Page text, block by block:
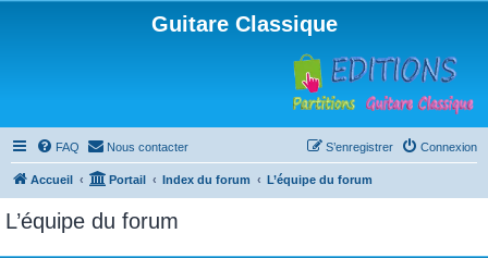
Guitare Classique
FAQ Nous contacter Connexion
S’enregistrer
Accueil Portail Index du forum L’équipe du forum
L’équipe du forum